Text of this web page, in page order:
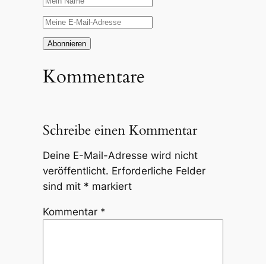
Kommentare
Schreibe einen Kommentar
Deine E-Mail-Adresse wird nicht
veröffentlicht. Erforderliche Felder
sind mit * markiert
Kommentar *